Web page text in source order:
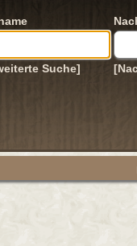
Suche]